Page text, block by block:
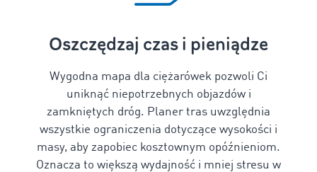
Oszczędzaj czas i pieniądze
Wygodna mapa dla ciężarówek pozwoli Ci
uniknąć niepotrzebnych objazdów i
zamkniętych dróg. Planer tras uwzględnia
wszystkie ograniczenia dotyczące wysokości i
masy, aby zapobiec kosztownym opóźnieniom.
Oznacza to większą wydajność i mniej stresu w